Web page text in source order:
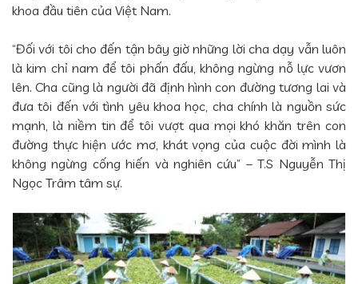
khoa đầu tiên của Việt Nam.
“Đối với tôi cho đến tận bây giờ những lời cha dạy vẫn luôn
là kim chỉ nam để tôi phấn đấu, không ngừng nỗ lực vươn
lên. Cha cũng là người đã định hình con đường tương lai và
đưa tôi đến với tình yêu khoa học, cha chính là nguồn sức
mạnh, là niềm tin để tôi vượt qua mọi khó khăn trên con
đường thực hiện ước mơ, khát vọng của cuộc đời mình là
không ngừng cống hiến và nghiên cứu” – T.S Nguyễn Thị
Ngọc Trâm tâm sự.